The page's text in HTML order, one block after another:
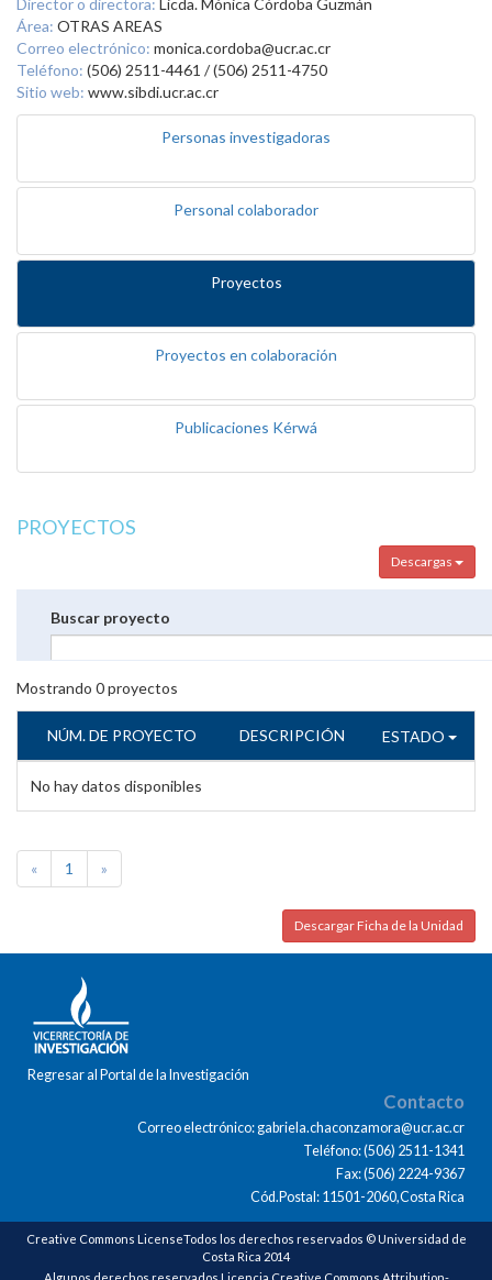
Director o directora: Licda. Mónica Córdoba Guzmán
Área: OTRAS AREAS
Correo electrónico: monica.cordoba@ucr.ac.cr
Teléfono: (506) 2511-4461 / (506) 2511-4750
Sitio web: www.sibdi.ucr.ac.cr
Personas investigadoras
Personal colaborador
Proyectos
Proyectos en colaboración
Publicaciones Kérwá
PROYECTOS
Descargas
Buscar proyecto
Mostrando 0proyectos
NÚM. DE PROYECTO DESCRIPCIÓN ESTADO
No hay datos disponibles
« 1 »
Descargar Ficha de la Unidad
Regresar al Portal de la Investigación
Contacto
Correo electrónico: gabriela.chaconzamora@ucr.ac.cr
Teléfono: (506) 2511-1341
Fax: (506) 2224-9367
Cód.Postal: 11501-2060,Costa Rica
Creative Commons LicenseTodos los derechos reservados © Universidad de
Costa Rica 2014